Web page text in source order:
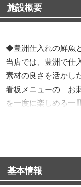
施設概要
◆豊洲仕入れの鮮魚
当店では、豊洲で仕
素材の良さを活かし
看板メニューの「お
を一度に楽しめる一皿
そのほかにも「九条
◆料理に寄り添う日
魚介の旨みをより引
基本情報